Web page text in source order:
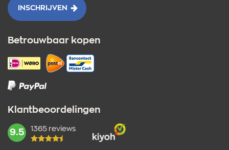
INSCHRIJVEN
Betrouwbaar kopen
Klantbeoordelingen
mark:
9.5 1365 reviews